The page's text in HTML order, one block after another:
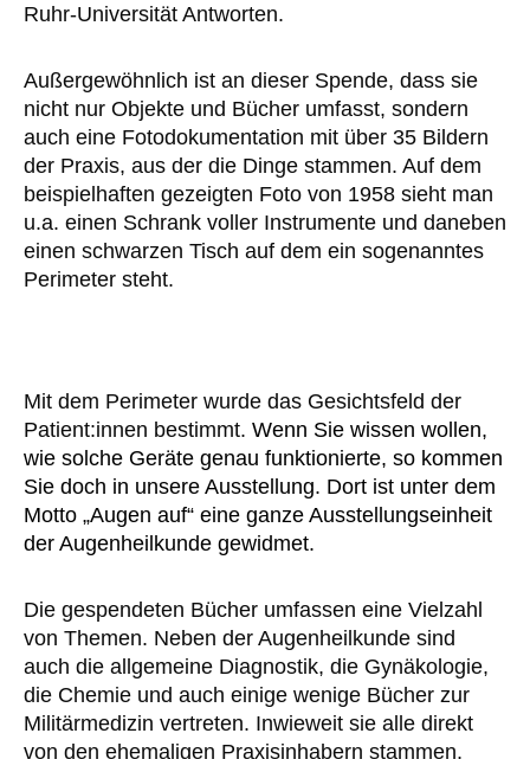
Ruhr-Universität Antworten.
Außergewöhnlich ist an dieser Spende, dass sie
nicht nur Objekte und Bücher umfasst, sondern
auch eine Fotodokumentation mit über 35 Bildern
der Praxis, aus der die Dinge stammen. Auf dem
beispielhaften gezeigten Foto von 1958 sieht man
u.a. einen Schrank voller Instrumente und daneben
einen schwarzen Tisch auf dem ein sogenanntes
Perimeter steht.
Mit dem Perimeter wurde das Gesichtsfeld der
Patient:innen bestimmt. Wenn Sie wissen wollen,
wie solche Geräte genau funktionierte, so kommen
Sie doch in unsere Ausstellung. Dort ist unter dem
Motto „Augen auf“ eine ganze Ausstellungseinheit
der Augenheilkunde gewidmet.
Die gespendeten Bücher umfassen eine Vielzahl
von Themen. Neben der Augenheilkunde sind
auch die allgemeine Diagnostik, die Gynäkologie,
die Chemie und auch einige wenige Bücher zur
Militärmedizin vertreten. Inwieweit sie alle direkt
von den ehemaligen Praxisinhabern stammen,